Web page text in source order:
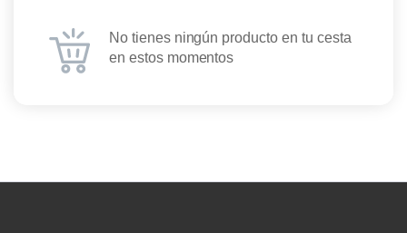
No tienes ningún producto en tu cesta
en estos momentos